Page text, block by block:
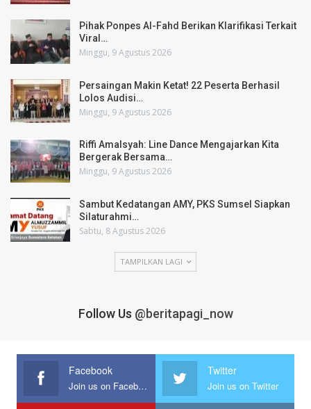
Pihak Ponpes Al-Fahd Berikan Klarifikasi Terkait
Viral…
Minggu, 9 Agustus 2026
Persaingan Makin Ketat! 22 Peserta Berhasil
Lolos Audisi…
Minggu, 9 Agustus 2026
Riffi Amalsyah: Line Dance Mengajarkan Kita
Bergerak Bersama…
Minggu, 9 Agustus 2026
Sambut Kedatangan AMY, PKS Sumsel Siapkan
Silaturahmi…
Sabtu, 8 Agustus 2026
TAMPILKAN LAGI
Follow Us @beritapagi_now
Facebook
Join us on Facebook
Twitter
Join us on Twitter